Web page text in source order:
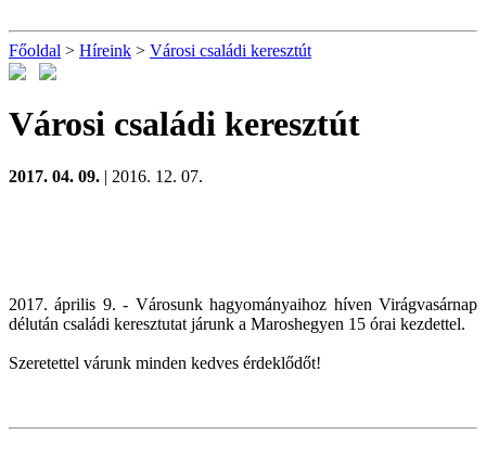
Főoldal > Híreink > Városi családi keresztút
Városi családi keresztút
2017. 04. 09. | 2016. 12. 07.
2017. április 9. - Városunk hagyományaihoz híven Virágvasárnap
délután családi keresztutat járunk a Maroshegyen 15 órai kezdettel.
Szeretettel várunk minden kedves érdeklődőt!